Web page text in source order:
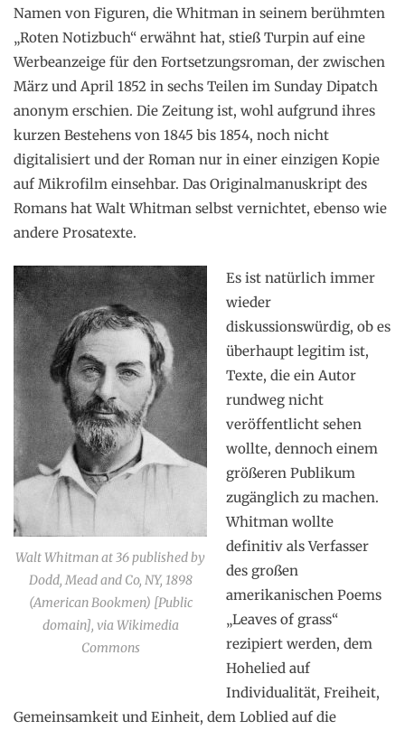
Namen von Figuren, die Whitman in seinem berühmten
„Roten Notizbuch“ erwähnt hat, stieß Turpin auf eine
Werbeanzeige für den Fortsetzungsroman, der zwischen
März und April 1852 in sechs Teilen im Sunday Dipatch
anonym erschien. Die Zeitung ist, wohl aufgrund ihres
kurzen Bestehens von 1845 bis 1854, noch nicht
digitalisiert und der Roman nur in einer einzigen Kopie
auf Mikrofilm einsehbar. Das Originalmanuskript des
Romans hat Walt Whitman selbst vernichtet, ebenso wie
andere Prosatexte.
Walt Whitman at 36 published by
Dodd, Mead and Co, NY, 1898
(American Bookmen) [Public
domain], via Wikimedia
Commons
Es ist natürlich immer
wieder
diskussionswürdig, ob es
überhaupt legitim ist,
Texte, die ein Autor
rundweg nicht
veröffentlicht sehen
wollte, dennoch einem
größeren Publikum
zugänglich zu machen.
Whitman wollte
definitiv als Verfasser
des großen
amerikanischen Poems
„Leaves of grass“
rezipiert werden, dem
Hohelied auf
Individualität, Freiheit,
Gemeinsamkeit und Einheit, dem Loblied auf die